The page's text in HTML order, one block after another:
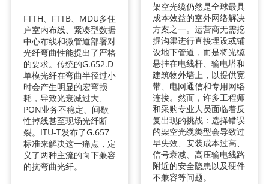
FTTH、FTTB、MDU多住
户室内布线、紧凑型数据
中心布线和微管道部署对
光纤弯曲性能提出了严格
的要求。传统的G.652.D
单模光纤在弯曲半径过小
时会产生明显的宏弯损
耗，导致光衰减过大、
PON业务不稳定、间歇
性掉线甚至现场光纤断
裂。ITU-T发布了G.657
标准来解决这一痛点，定
义了两种主流的向下兼容
的抗弯曲光纤。
架空光缆仍然是全球最具
成本效益的室外网络解决
方案之一。运营商无需挖
掘沟渠进行直接埋设或铺
设地下管道，而是将光缆
悬挂在电线杆、输电塔和
建筑物外墙上，以提供宽
带、电网通信和专用网络
连接。然而，许多工程师
和采购专业人员面临着反
复出现的挑战：选择错误
的架空光缆类型会导致过
早失效、安装成本过高、
信号衰减、高压输电线路
附近的安全隐患以及硬件
不兼容等问题。